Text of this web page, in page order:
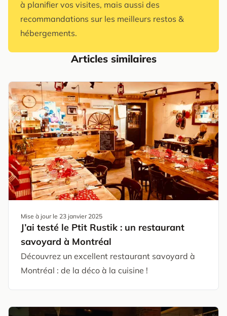
à planifier vos visites, mais aussi des
recommandations sur les meilleurs restos &
hébergements.
Articles similaires
Mise à jour le 23 janvier 2025
J’ai testé le Ptit Rustik : un restaurant
savoyard à Montréal
Découvrez un excellent restaurant savoyard à
Montréal : de la déco à la cuisine !